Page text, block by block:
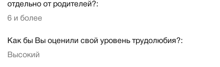
отдельно от родителей?:
6 и более
Как бы Вы оценили свой уровень трудолюбия?:
Высокий